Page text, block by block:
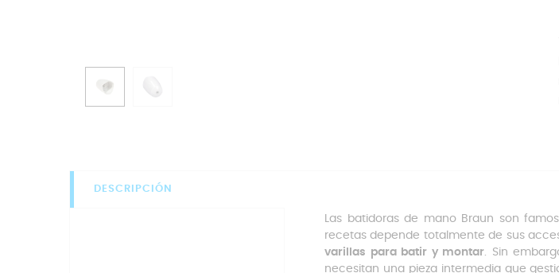
DESCRIPCIÓN
Las batidoras de mano Braun son
recetas depende totalmente de sus
varillas para batir y montar. Sin
necesitan una pieza intermedia que